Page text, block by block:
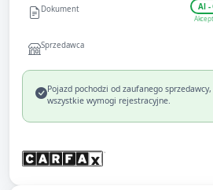
Dokument Al -
Sprzedawca
Pojazd pochodzi od zaufanego sprzedawcy,
wszystkie wymogi rejestracyjne.